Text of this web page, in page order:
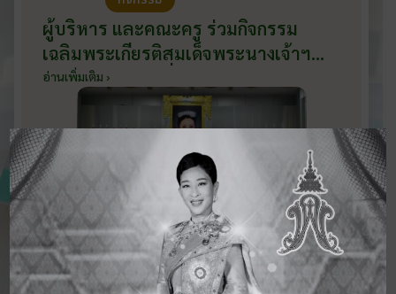
ผู้บริหาร และคณะครู ร่วมกิจกรรม
เฉลิมพระเกียรติสมเด็จพระนางเจ้าฯ
พระบรมราชินี เนื่องในโอกาสวันเฉลิม
พระชนมพรรษา กับหน่วยงานอำเภอ
เมืองบ้านโป่ง ณ ศาลาประชาคมริมน้ำ
วันที่ 3 มิถุนายน 2569
อ่านเพิ่มเติม ›
ดูข่าวสารทั้งหมด